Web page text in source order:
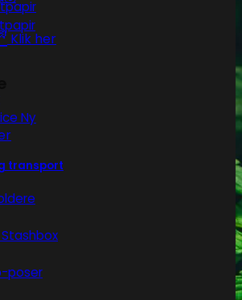
transport
poser
Klik her